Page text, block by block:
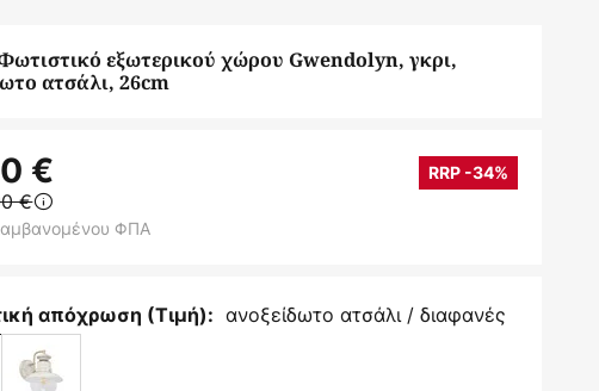
εξωτερικού χώρου Gwendolyn, γκρι,
ατσάλι, 26cm
€ RRP -34%
€
ΦΠΑ
απόχρωση (Τιμή): ανοξείδωτο ατσάλι / διαφανές